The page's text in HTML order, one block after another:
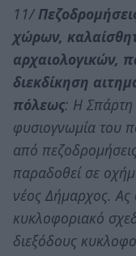
11/
χώρων,
αρχαιολογικών,
διεκδίκηση
πόλεως: Η Σπάρτη
φυσιογνωμία του
από
παραδοθεί σε
νέος Δήμαρχος. Ας
κυκλοφοριακό
διεξόδους